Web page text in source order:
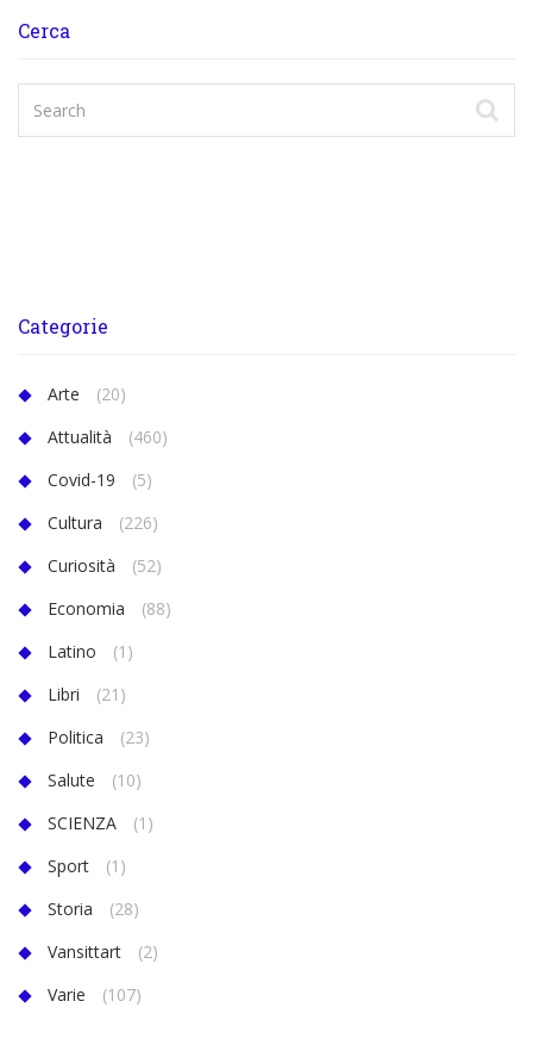
Cerca
Categorie
Arte
(20)
Attualità
(460)
Covid-19
(5)
Cultura
(226)
Curiosità
(52)
Economia
(88)
Latino
(1)
Libri
(21)
Politica
(23)
Salute
(10)
SCIENZA
(1)
Sport
(1)
Storia
(28)
Vansittart
(2)
Varie
(107)